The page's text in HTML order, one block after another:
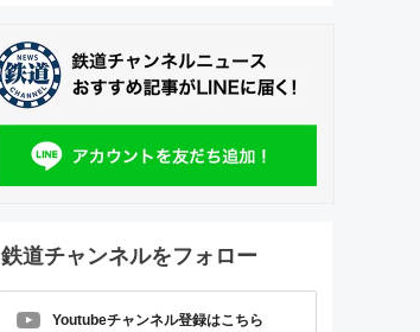
鉄道チャンネルをフォロー
Youtubeチャンネル登録はこちら